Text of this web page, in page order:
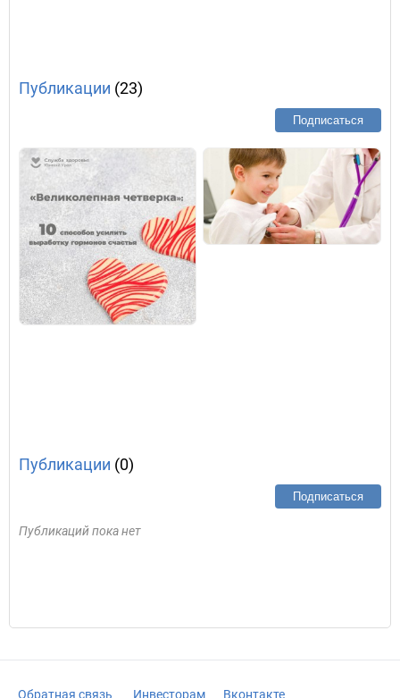
Публикации (23)
Подписаться
Публикации (0)
Подписаться
Публикаций пока нет
Обратная связь Инвесторам Вконтакте